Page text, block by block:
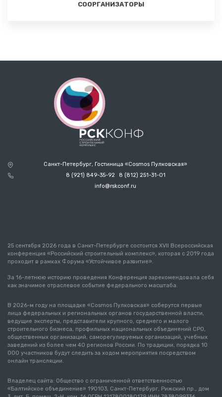
СООРГАНИЗАТОРЫ
Санкт-Петербург, Гостиница «Cosmos Пулковская»
8 (921) 849-35-92
8 (812) 251-31-01
info@rskconf.ru
25 сентября 2026 года в Санкт-Петербурге состоится XVII Всероссийская
конференция «Российский строительный комплекс», которая с 2019 года
проходит в рамках Форума «Устойчивое развитие».
За 16-летнюю историю проведения Конференция зарекомендовала себя
как значимое отраслевое событие федерального масштаба.
В 2026-м году на площадке «Cosmos Пулковская» соберутся первые
лица федеральных и региональных органов государственной власти,
ведущие эксперты, представители крупного, среднего и малого
строительного бизнеса, профильных национальных объединений СРО,
общественных организаций, саморегулируемых организаций, учебных
заведений из более чем 40 регионов России. По традиции, порядка 10
000 участников будут следить за ходом мероприятия посредством
онлайн трансляции.
Владелец сайта: Общество с ограниченной ответственностью
«Балтийское объединение» 190103, Санкт-Петербург, Рижский пр., дом